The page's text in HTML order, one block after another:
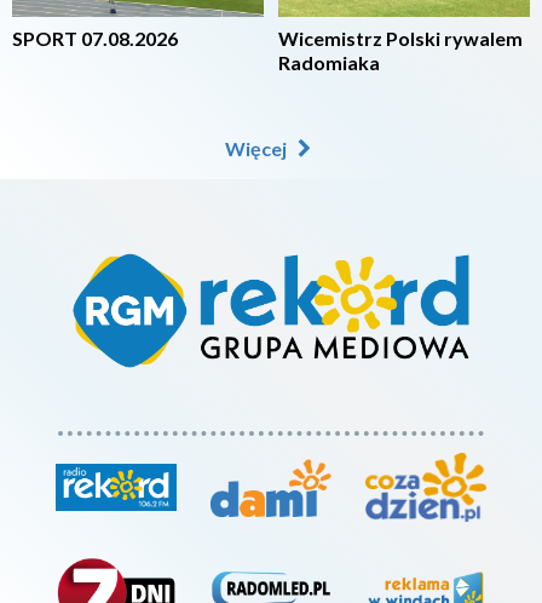
SPORT 07.08.2026
Wicemistrz Polski rywalem
Radomiaka
Więcej